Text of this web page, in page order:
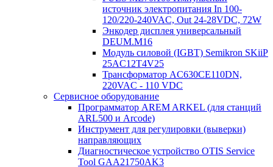
источник электропитания In 100-
120/220-240VAC, Out 24-28VDC, 72W
Энкодер дисплея универсальный
DEUM.M16
Модуль силовой (IGBT) Semikron SKiiP
25AC12T4V25
Трансформатор AC630CE110DN,
220VAC - 110 VDC
Сервисное оборудование
Программатор AREM ARKEL (для станций
ARL500 и Arcode)
Инструмент для регулировки (выверки)
направляющих
Диагностическое устройство OTIS Service
Tool GAA21750AK3